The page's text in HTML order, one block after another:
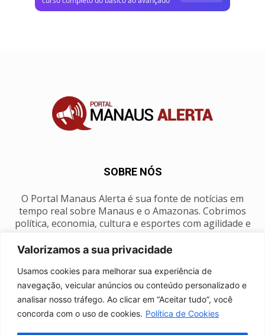
Valorizamos a sua privacidade
Usamos cookies para melhorar sua experiência de
navegação, veicular anúncios ou conteúdo personalizado e
analisar nosso tráfego. Ao clicar em “Aceitar tudo”, você
concorda com o uso de cookies. Política de Cookies
SOBRE NÓS
O Portal Manaus Alerta é sua fonte de notícias em
tempo real sobre Manaus e o Amazonas. Cobrimos
política, economia, cultura e esportes com agilidade e
SIGA-NOS